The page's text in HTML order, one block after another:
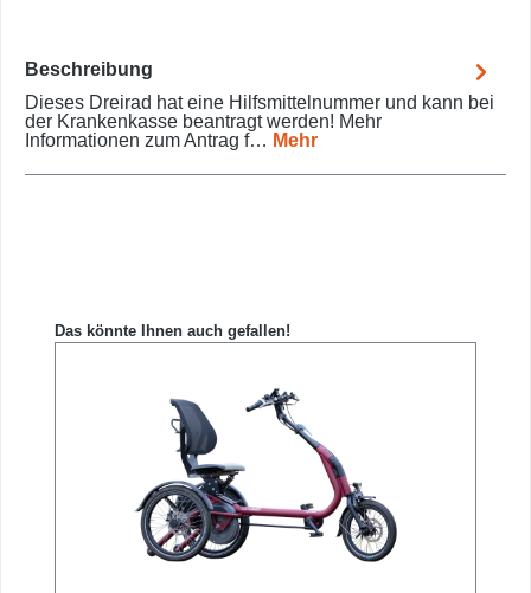
Beschreibung
Dieses Dreirad hat eine Hilfsmittelnummer und kann bei
der Krankenkasse beantragt werden! Mehr
Informationen zum Antrag f… Mehr
Produktgalerie überspringen
Das könnte Ihnen auch gefallen!